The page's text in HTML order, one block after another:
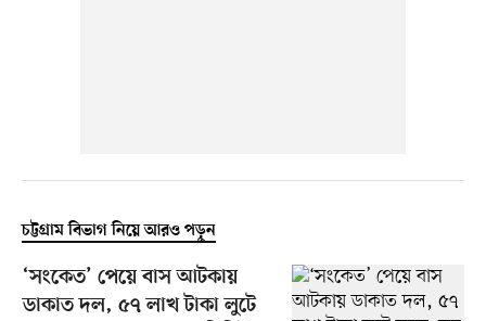
চট্টগ্রাম বিভাগ নিয়ে আরও পড়ুন
‘সংকেত’ পেয়ে বাস আটকায়
ডাকাত দল, ৫৭ লাখ টাকা লুটে